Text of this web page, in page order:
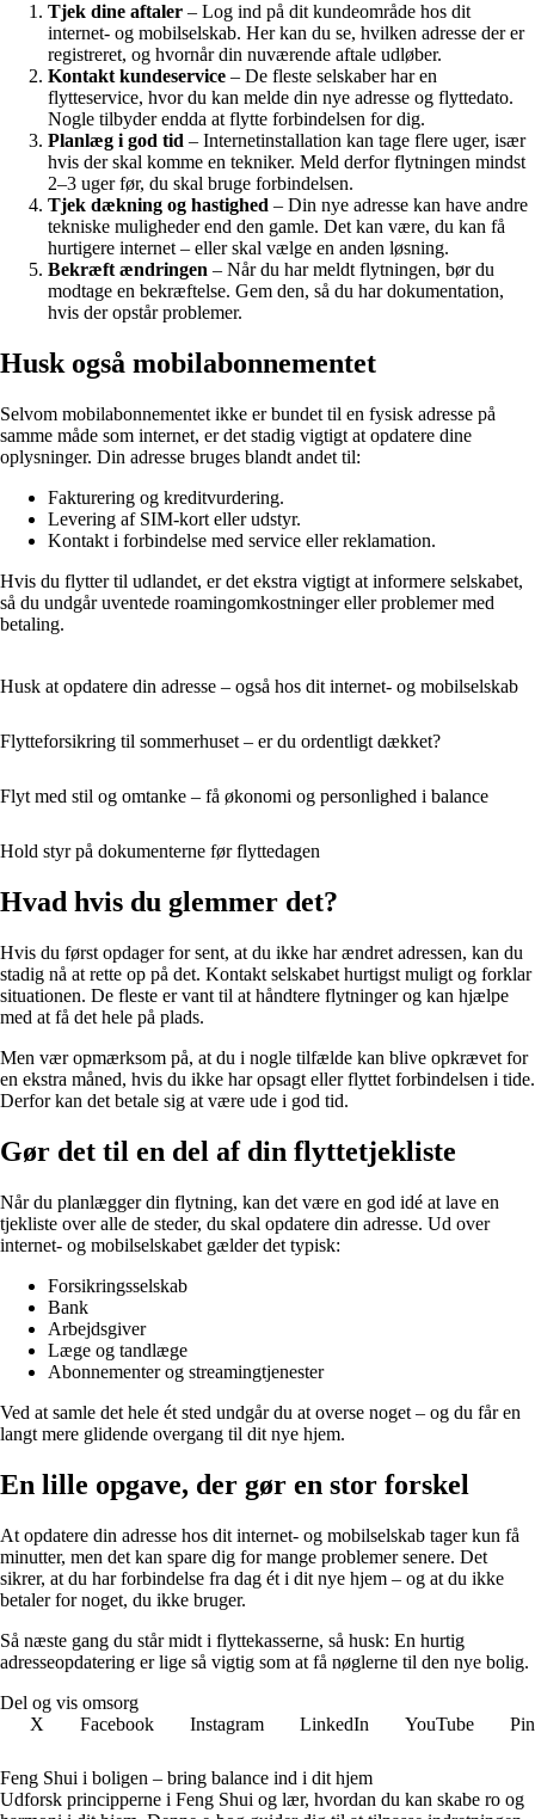
Tjek dine aftaler – Log ind på dit kundeområde hos dit
internet- og mobilselskab. Her kan du se, hvilken adresse der er
registreret, og hvornår din nuværende aftale udløber.
Kontakt kundeservice – De fleste selskaber har en
flytteservice, hvor du kan melde din nye adresse og flyttedato.
Nogle tilbyder endda at flytte forbindelsen for dig.
Planlæg i god tid – Internetinstallation kan tage flere uger, især
hvis der skal komme en tekniker. Meld derfor flytningen mindst
2–3 uger før, du skal bruge forbindelsen.
Tjek dækning og hastighed – Din nye adresse kan have andre
tekniske muligheder end den gamle. Det kan være, du kan få
hurtigere internet – eller skal vælge en anden løsning.
Bekræft ændringen – Når du har meldt flytningen, bør du
modtage en bekræftelse. Gem den, så du har dokumentation,
hvis der opstår problemer.
Husk også mobilabonnementet
Selvom mobilabonnementet ikke er bundet til en fysisk adresse på
samme måde som internet, er det stadig vigtigt at opdatere dine
oplysninger. Din adresse bruges blandt andet til:
Fakturering og kreditvurdering.
Levering af SIM-kort eller udstyr.
Kontakt i forbindelse med service eller reklamation.
Hvis du flytter til udlandet, er det ekstra vigtigt at informere selskabet,
så du undgår uventede roamingomkostninger eller problemer med
betaling.
Husk at opdatere din adresse – også hos dit internet- og mobilselskab
Flytteforsikring til sommerhuset – er du ordentligt dækket?
Flyt med stil og omtanke – få økonomi og personlighed i balance
Hold styr på dokumenterne før flyttedagen
Hvad hvis du glemmer det?
Hvis du først opdager for sent, at du ikke har ændret adressen, kan du
stadig nå at rette op på det. Kontakt selskabet hurtigst muligt og forklar
situationen. De fleste er vant til at håndtere flytninger og kan hjælpe
med at få det hele på plads.
Men vær opmærksom på, at du i nogle tilfælde kan blive opkrævet for
en ekstra måned, hvis du ikke har opsagt eller flyttet forbindelsen i tide.
Derfor kan det betale sig at være ude i god tid.
Gør det til en del af din flyttetjekliste
Når du planlægger din flytning, kan det være en god idé at lave en
tjekliste over alle de steder, du skal opdatere din adresse. Ud over
internet- og mobilselskabet gælder det typisk:
Forsikringsselskab
Bank
Arbejdsgiver
Læge og tandlæge
Abonnementer og streamingtjenester
Ved at samle det hele ét sted undgår du at overse noget – og du får en
langt mere glidende overgang til dit nye hjem.
En lille opgave, der gør en stor forskel
At opdatere din adresse hos dit internet- og mobilselskab tager kun få
minutter, men det kan spare dig for mange problemer senere. Det
sikrer, at du har forbindelse fra dag ét i dit nye hjem – og at du ikke
betaler for noget, du ikke bruger.
Så næste gang du står midt i flyttekasserne, så husk: En hurtig
adresseopdatering er lige så vigtig som at få nøglerne til den nye bolig.
Del og vis omsorg
X
Facebook Instagram LinkedIn YouTube
Feng Shui i boligen – bring balance ind i dit hjem
Udforsk principperne i Feng Shui og lær, hvordan du kan skabe ro og